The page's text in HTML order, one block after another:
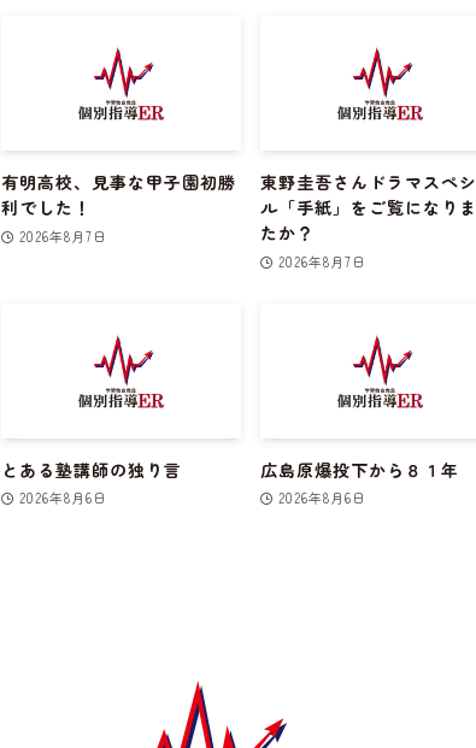
有明高校、見事な甲子園初勝
利でした！
2026年8月7日
東野圭吾さんドラマスペ
ル「手紙」をご覧になり
たか？
2026年8月7日
とある塾講師の独り言
2026年8月6日
広島原爆投下から８１年
2026年8月6日